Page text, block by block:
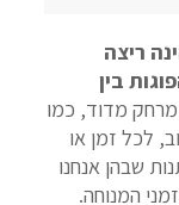
ריצה
בין
מדוד, כמו
לכל זמן או
שבהן אנחנו
המנוחה.